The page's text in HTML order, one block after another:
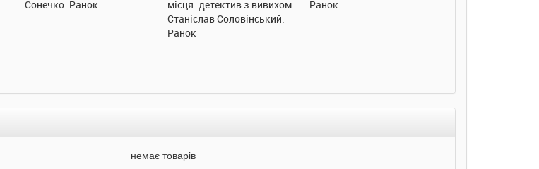
Сонечко. Ранок
місця: детектив з вивихом.
Станіслав Соловінський.
Ранок
Ранок
немає товарів